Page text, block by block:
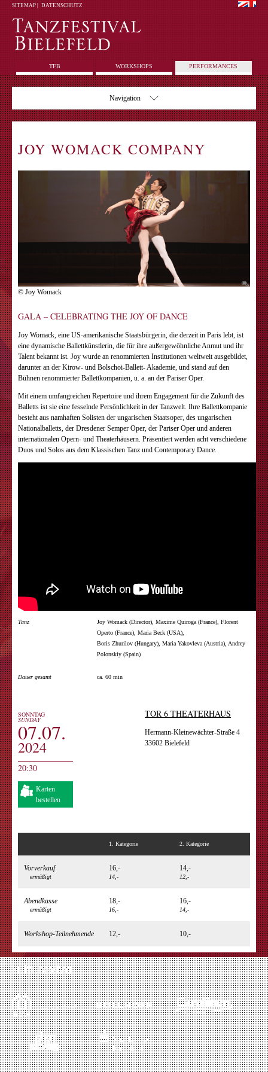
SITEMAP| DATENSCHUTZ
TFB WORKSHOPS PERFORMANCES
Navigation
JOY WOMACK COMPANY
© Joy Womack
GALA – CELEBRATING THE JOY OF DANCE
Joy Womack, eine US-amerikanische Staatsbürgerin, die derzeit in Paris lebt, ist
eine dynamische Ballettkünstlerin, die für ihre außergewöhnliche Anmut und ihr
Talent bekannt ist. Joy wurde an renommierten Institutionen weltweit ausgebildet,
darunter an der Kirow- und Bolschoi-Ballett- Akademie, und stand auf den
Bühnen renommierter Ballettkompanien, u. a. an der Pariser Oper.
Mit einem umfangreichen Repertoire und ihrem Engagement für die Zukunft des
Balletts ist sie eine fesselnde Persönlichkeit in der Tanzwelt. Ihre Ballettkompanie
besteht aus namhaften Solisten der ungarischen Staatsoper, des ungarischen
Nationalballetts, der Dresdener Semper Oper, der Pariser Oper und anderen
internationalen Opern- und Theaterhäusern. Präsentiert werden acht verschiedene
Duos und Solos aus dem Klassischen Tanz und Contemporary Dance.
Tanz
Joy Womack (Director), Maxime Quiroga (France), Florent
Operto (France), Maria Beck (USA),
Boris Zhurilov (Hungary), Maria Yakovleva (Austria), Andrey
Polonskiy (Spain)
Dauer gesamt ca. 60 min
SONNTAG
SUNDAY
07.07.
2024
20:30
Karten
bestellen
TOR 6 THEATERHAUS
Hermann-Kleinewächter-Straße 4
33602 Bielefeld
1. Kategorie 2. Kategorie
Vorverkauf
ermäßigt
16,-
14,-
14,-
12,-
Abendkasse
ermäßigt
18,-
16,-
16,-
14,-
Workshop-Teilnehmende 12,- 10,-